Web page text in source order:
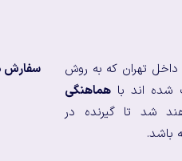
تهران که به روش
شده اند با هماهنگی
شد تا گیرنده در
باشد.
سفارش